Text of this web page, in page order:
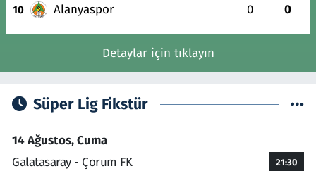
10 Alanyaspor 0 0
Detaylar için tıklayın
Süper Lig Fikstür
14 Ağustos, Cuma
Galatasaray - Çorum FK
21:30